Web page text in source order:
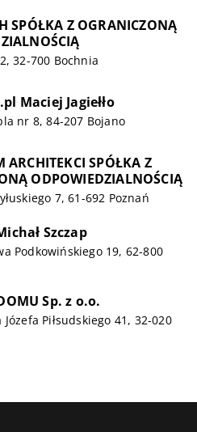
SPÓŁKA Z OGRANICZONĄ
32-700 Bochnia
Maciej Jagiełło
nr 8, 84-207 Bojano
ARCHITEKCI SPÓŁKA Z
ODPOWIEDZIALNOŚCIĄ
7, 61-692 Poznań
Szczap
Podkowińskiego 19, 62-800
Sp. z o.o.
Józefa Piłsudskiego 41, 32-020